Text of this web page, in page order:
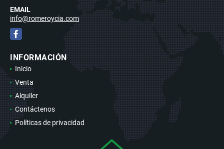
EMAIL
info@romeroycia.com
Facebook
INFORMACIÓN
Inicio
Venta
Alquiler
Contáctenos
Políticas de privacidad